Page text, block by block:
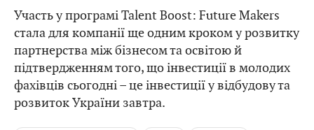
Участь у програмі Talent Boost: Future Makers
стала для компанії ще одним кроком у розвитку
партнерства між бізнесом та освітою й
підтвердженням того, що інвестиції в молодих
фахівців сьогодні – це інвестиції у відбудову та
розвиток України завтра.